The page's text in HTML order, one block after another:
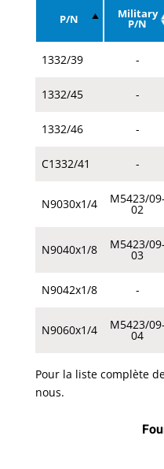
P/N Military
P/N
1332/39 -
1332/45 -
1332/46 -
C1332/41 -
N9030x1/4 M5423/09-
02
N9040x1/8 M5423/09-
03
N9042x1/8 -
N9060x1/4 M5423/09-
04
Pour la liste complète
nous.